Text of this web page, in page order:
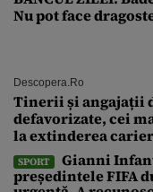
Nu pot face
Descopera.ro
Tinerii și angajații
defavorizate, cei
la extinderea
profesionale
SPORT
Gianni
președintele FIFA